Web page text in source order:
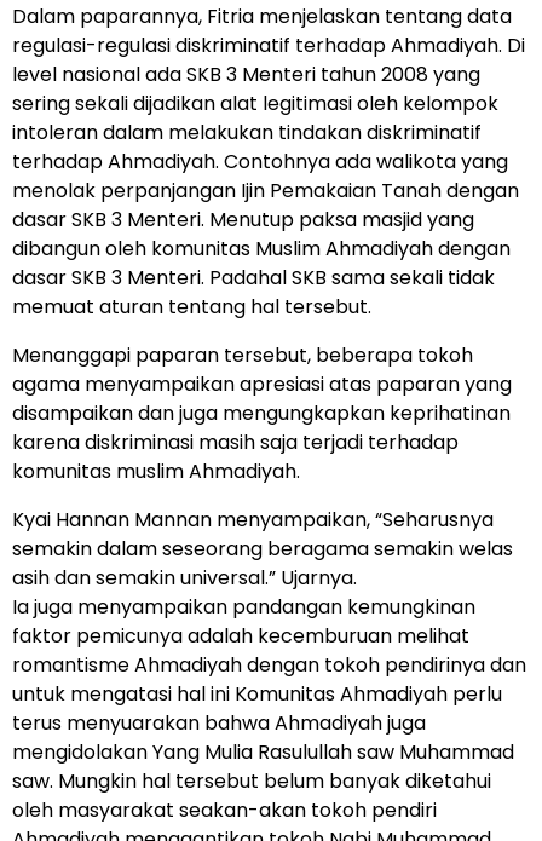
Dalam paparannya, Fitria menjelaskan tentang data
regulasi-regulasi diskriminatif terhadap Ahmadiyah. Di
level nasional ada SKB 3 Menteri tahun 2008 yang
sering sekali dijadikan alat legitimasi oleh kelompok
intoleran dalam melakukan tindakan diskriminatif
terhadap Ahmadiyah. Contohnya ada walikota yang
menolak perpanjangan Ijin Pemakaian Tanah dengan
dasar SKB 3 Menteri. Menutup paksa masjid yang
dibangun oleh komunitas Muslim Ahmadiyah dengan
dasar SKB 3 Menteri. Padahal SKB sama sekali tidak
memuat aturan tentang hal tersebut.
Menanggapi paparan tersebut, beberapa tokoh
agama menyampaikan apresiasi atas paparan yang
disampaikan dan juga mengungkapkan keprihatinan
karena diskriminasi masih saja terjadi terhadap
komunitas muslim Ahmadiyah.
Kyai Hannan Mannan menyampaikan, “Seharusnya
semakin dalam seseorang beragama semakin welas
asih dan semakin universal.” Ujarnya.
Ia juga menyampaikan pandangan kemungkinan
faktor pemicunya adalah kecemburuan melihat
romantisme Ahmadiyah dengan tokoh pendirinya dan
untuk mengatasi hal ini Komunitas Ahmadiyah perlu
terus menyuarakan bahwa Ahmadiyah juga
mengidolakan Yang Mulia Rasulullah saw Muhammad
saw. Mungkin hal tersebut belum banyak diketahui
oleh masyarakat seakan-akan tokoh pendiri